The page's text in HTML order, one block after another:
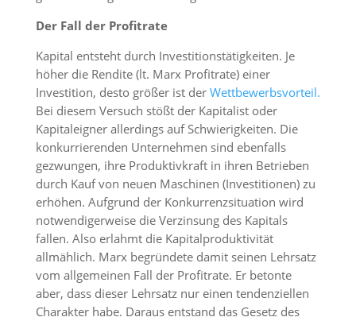
Der Fall der Profitrate
Kapital entsteht durch Investitionstätigkeiten. Je
höher die Rendite (lt. Marx Profitrate) einer
Investition, desto größer ist der Wettbewerbsvorteil.
Bei diesem Versuch stößt der Kapitalist oder
Kapitaleigner allerdings auf Schwierigkeiten. Die
konkurrierenden Unternehmen sind ebenfalls
gezwungen, ihre Produktivkraft in ihren Betrieben
durch Kauf von neuen Maschinen (Investitionen) zu
erhöhen. Aufgrund der Konkurrenzsituation wird
notwendigerweise die Verzinsung des Kapitals
fallen. Also erlahmt die Kapitalproduktivität
allmählich. Marx begründete damit seinen Lehrsatz
vom allgemeinen Fall der Profitrate. Er betonte
aber, dass dieser Lehrsatz nur einen tendenziellen
Charakter habe. Daraus entstand das Gesetz des